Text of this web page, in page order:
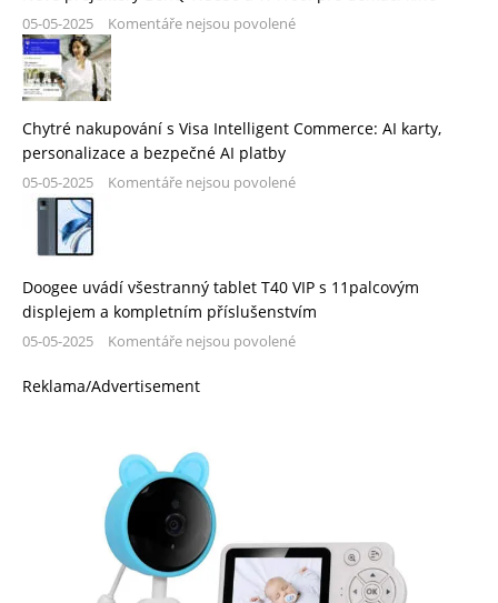
05-05-2025 Komentáře nejsou povolené
Chytré nakupování s Visa Intelligent Commerce: AI karty,
personalizace a bezpečné AI platby
05-05-2025 Komentáře nejsou povolené
Doogee uvádí všestranný tablet T40 VIP s 11palcovým
displejem a kompletním příslušenstvím
05-05-2025 Komentáře nejsou povolené
Reklama/Advertisement